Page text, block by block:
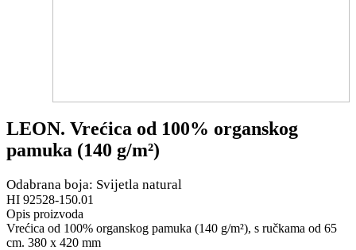
LEON. Vrećica od 100% organskog
pamuka (140 g/m²)
Odabrana boja: Svijetla natural
HI 92528-150.01
Opis proizvoda
Vrećica od 100% organskog pamuka (140 g/m²), s ručkama od 65
cm. 380 x 420 mm